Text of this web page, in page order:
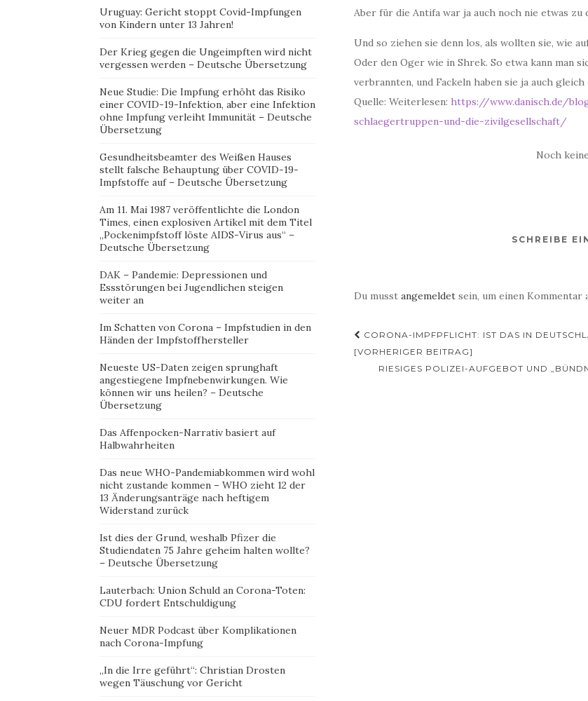
Aber für die Antifa war ja auch noch nie etwas
Und so ziehen sie denn los, als wollten sie, wie
Oder den Oger wie in Shrek. So etwa kann man
verbrannten, und Fackeln haben sie ja auch gleich
Quelle: Weiterlesen: https://www.danisch.de/
schlaegertruppen-und-die-zivilgesellschaft/
Noch
SCHREIBE
Du musstangemeldet sein, um einen Kommentar
Beitragsnavigation
CORONA-IMPFPFLICHT: IST DAS IN
[VORHERIGER BEITRAG]
RIESIGES POLIZEI-AUFGEBOT UND
Uruguay: Gericht stoppt Covid-Impfungen
von Kindern unter 13 Jahren!
Der Krieg gegen die Ungeimpften wird nicht
vergessen werden – Deutsche Übersetzung
Neue Studie: Die Impfung erhöht das Risiko
einer COVID-19-Infektion, aber eine Infektion
ohne Impfung verleiht Immunität – Deutsche
Übersetzung
Gesundheitsbeamter des Weißen Hauses
stellt falsche Behauptung über COVID-19-
Impfstoffe auf – Deutsche Übersetzung
Am 11. Mai 1987 veröffentlichte die London
Times, einen explosiven Artikel mit dem Titel
„Pockenimpfstoff löste AIDS-Virus aus“ –
Deutsche Übersetzung
DAK – Pandemie: Depressionen und
Essstörungen bei Jugendlichen steigen
weiter an
Im Schatten von Corona – Impfstudien in den
Händen der Impfstoffhersteller
Neueste US-Daten zeigen sprunghaft
angestiegene Impfnebenwirkungen. Wie
können wir uns heilen? – Deutsche
Übersetzung
Das Affenpocken-Narrativ basiert auf
Halbwahrheiten
Das neue WHO-Pandemiabkommen wird wohl
nicht zustande kommen – WHO zieht 12 der
13 Änderungsanträge nach heftigem
Widerstand zurück
Ist dies der Grund, weshalb Pfizer die
Studiendaten 75 Jahre geheim halten wollte?
– Deutsche Übersetzung
Lauterbach: Union Schuld an Corona-Toten:
CDU fordert Entschuldigung
Neuer MDR Podcast über Komplikationen
nach Corona-Impfung
„In die Irre geführt“: Christian Drosten
wegen Täuschung vor Gericht